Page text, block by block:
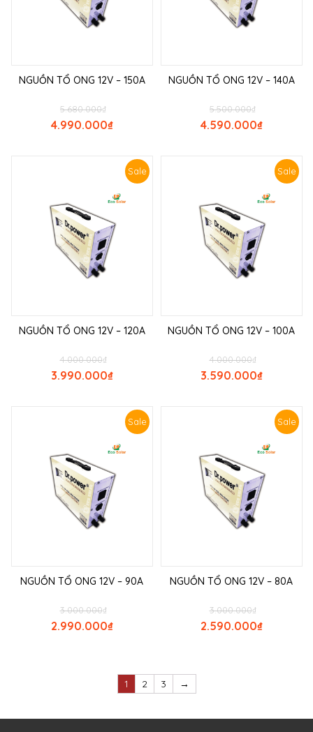
NGUỒN TỔ ONG 12V – 150A
₫
5.680.000
₫
4.990.000
NGUỒN TỔ ONG 12V – 140A
₫
5.500.000
₫
4.590.000
Sale
NGUỒN TỔ ONG 12V – 120A
₫
4.000.000
₫
3.990.000
Sale
NGUỒN TỔ ONG 12V – 100A
₫
4.000.000
₫
3.590.000
Sale
NGUỒN TỔ ONG 12V – 90A
₫
3.000.000
₫
2.990.000
Sale
NGUỒN TỔ ONG 12V – 80A
₫
3.000.000
₫
2.590.000
1 2 3 →